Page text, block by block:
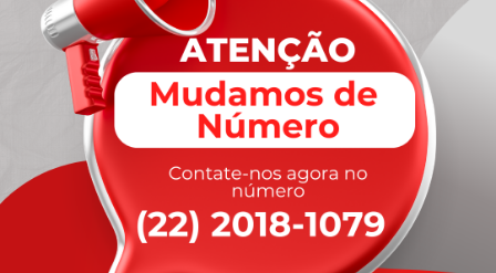
rapidez
que você precisa,
com a qualidade que vocêmerece.
Nossos motoristas são treinados para garantir a máxima